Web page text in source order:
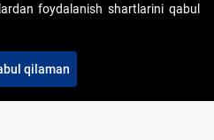
21-11
foydalanish shartlarini qabul
qilaman